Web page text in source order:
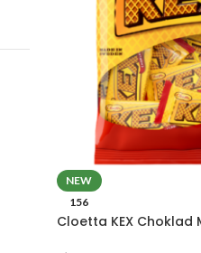
NEW
156
Cloetta KEX Choklad